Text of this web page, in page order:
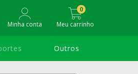
Minha conta Meu carrinho
0
Outros